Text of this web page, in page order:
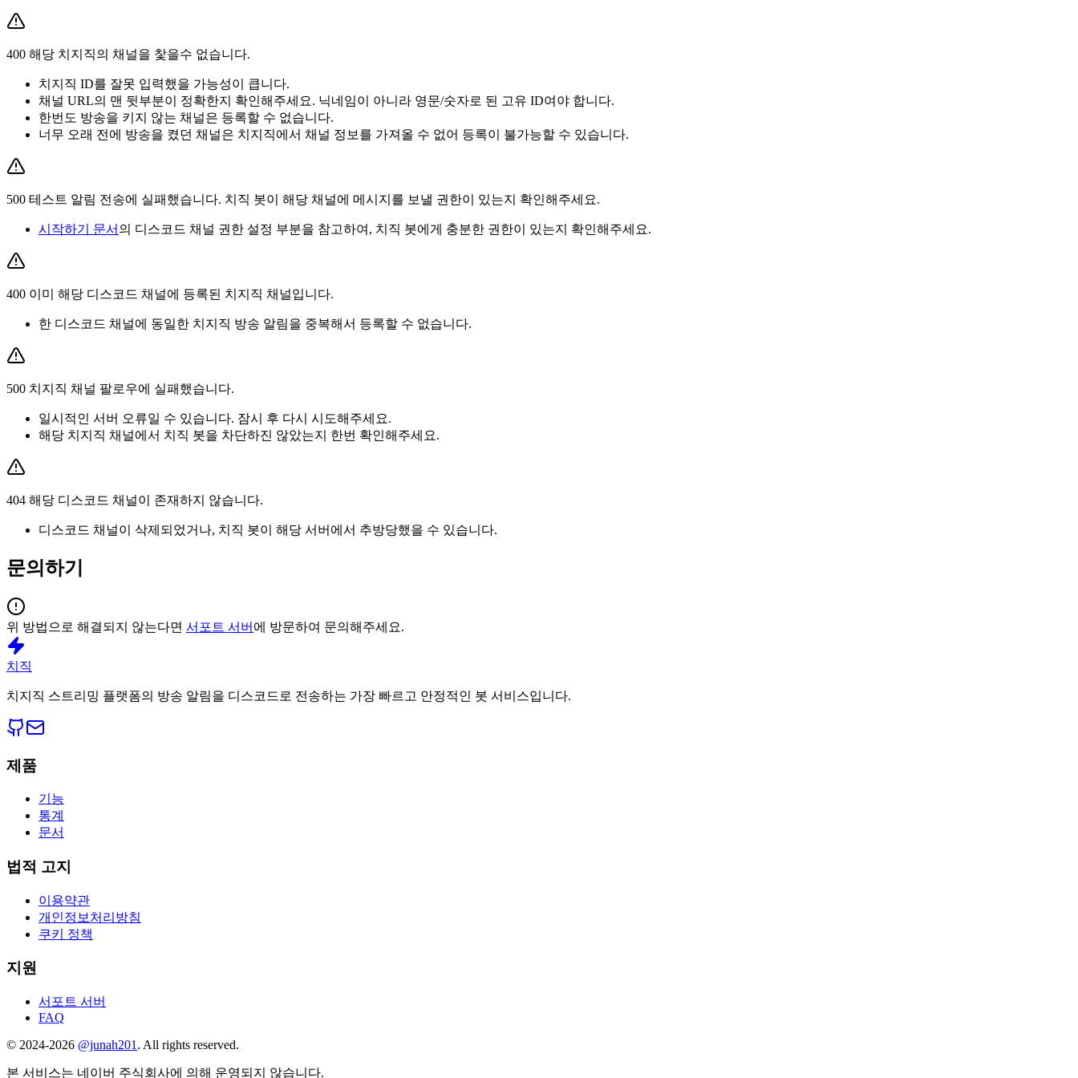
400 해당 치지직의 채널을 찿을수 없습니다.
치지직 ID를 잘못 입력했을 가능성이 큽니다.
채널 URL의 맨 뒷부분이 정확한지 확인해주세요. 닉네임이 아니라 영문/숫자로 된 고유 ID여야 합니다.
한번도 방송을 키지 않는 채널은 등록할 수 없습니다.
너무 오래 전에 방송을 켰던 채널은 치지직에서 채널 정보를 가져올 수 없어 등록이 불가능할 수 있습니다.
500 테스트 알림 전송에 실패했습니다. 치직 봇이 해당 채널에 메시지를 보낼 권한이 있는지 확인해주세요.
시작하기 문서 의 디스코드 채널 권한 설정 부분을 참고하여, 치직 봇에게 충분한 권한이 있는지 확인해주세요.
400 이미 해당 디스코드 채널에 등록된 치지직 채널입니다.
한 디스코드 채널에 동일한 치지직 방송 알림을 중복해서 등록할 수 없습니다.
500 치지직 채널 팔로우에 실패했습니다.
일시적인 서버 오류일 수 있습니다. 잠시 후 다시 시도해주세요.
해당 치지직 채널에서 치직 봇을 차단하진 않았는지 한번 확인해주세요.
404 해당 디스코드 채널이 존재하지 않습니다.
디스코드 채널이 삭제되었거나, 치직 봇이 해당 서버에서 추방당했을 수 있습니다.
문의하기
위 방법으로 해결되지 않는다면 서포트 서버 에 방문하여 문의해주세요.
치직
치지직 스트리밍 플랫폼의 방송 알림을 디스코드로 전송하는 가장 빠르고 안정적인 봇 서비스입니다.
제품
기능
통계
문서
법적 고지
이용약관
개인정보처리방침
쿠키 정책
지원
서포트 서버
FAQ
© 2024-2026 @junah201 . All rights reserved.
본 서비스는 네이버 주식회사에 의해 운영되지 않습니다.